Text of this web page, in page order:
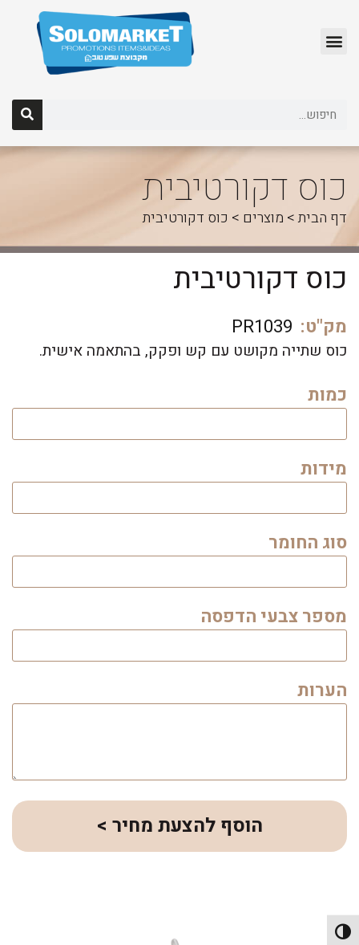
הפעל/כבה ניגודיות גבוהה
כוס דקורטיבית
דף הבית> מוצרים > כוס דקורטיבית
כוס דקורטיבית
מק"ט: PR1039
כוס שתייה מקושט עם קש ופקק, בהתאמה אישית.
כמות
מידות
סוג החומר
מספר צבעי הדפסה
הערות
הוסף להצעת מחיר >